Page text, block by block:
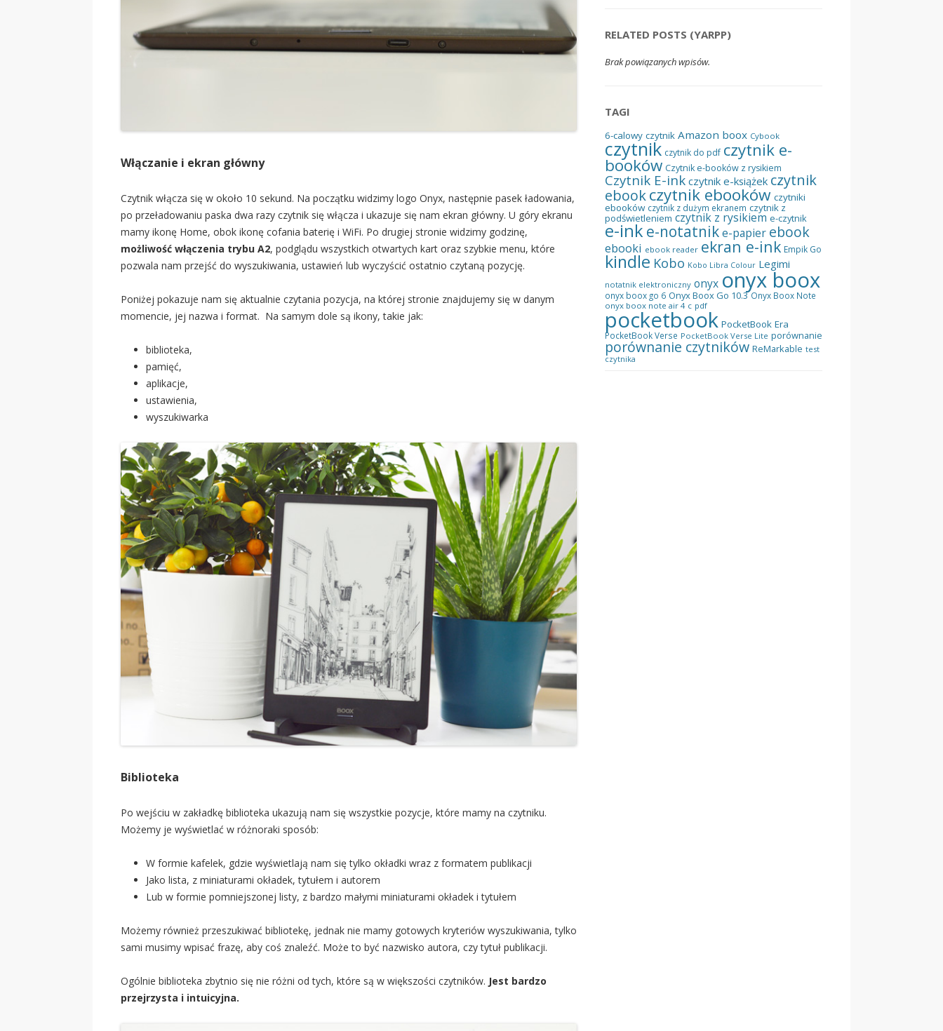
Włączanie i ekran główny
Czytnik włącza się w około 10 sekund. Na początku widzimy logo Onyx, następnie pasek ładowania,
po przeładowaniu paska dwa razy czytnik się włącza i ukazuje się nam ekran główny. U góry ekranu
mamy ikonę Home, obok ikonę cofania baterię i WiFi. Po drugiej stronie widzimy godzinę,
możliwość włączenia trybu A2, podglądu wszystkich otwartych kart oraz szybkie menu, które
pozwala nam przejść do wyszukiwania, ustawień lub wyczyścić ostatnio czytaną pozycję.
Poniżej pokazuje nam się aktualnie czytania pozycja, na której stronie znajdujemy się w danym
momencie, jej nazwa i format. Na samym dole są ikony, takie jak:
biblioteka,
pamięć,
aplikacje,
ustawienia,
wyszukiwarka
Biblioteka
Po wejściu w zakładkę biblioteka ukazują nam się wszystkie pozycje, które mamy na czytniku.
Możemy je wyświetlać w różnoraki sposób:
W formie kafelek, gdzie wyświetlają nam się tylko okładki wraz z formatem publikacji
Jako lista, z miniaturami okładek, tytułem i autorem
Lub w formie pomniejszonej listy, z bardzo małymi miniaturami okładek i tytułem
Możemy również przeszukiwać bibliotekę, jednak nie mamy gotowych kryteriów wyszukiwania, tylko
sami musimy wpisać frazę, aby coś znaleźć. Może to być nazwisko autora, czy tytuł publikacji.
Ogólnie biblioteka zbytnio się nie różni od tych, które są w większości czytników. Jest bardzo
przejrzysta i intuicyjna.
RELATED POSTS (YARPP)
Brak powiązanych wpisów.
TAGI
6-calowy czytnik Amazon boox Cybook
czytnik czytnik do pdf czytnik e-
booków Czytnik e-booków z rysikiem
Czytnik E-ink czytnik e-książek czytnik
ebookczytnik ebooków czytniki
ebooków czytnik z dużym ekranem czytnik z
podświetleniem czytnik z rysikiem e-czytnik
e-ink e-notatnike-papier ebook
ebooki ebook reader ekran e-ink Empik Go
kindle Kobo Kobo Libra Colour Legimi
notatnik elektroniczny onyx onyx boox
onyx boox go 6 Onyx Boox Go 10.3 Onyx Boox Note
onyx boox note air 4 c pdf
pocketbook PocketBook Era
PocketBook Verse PocketBook Verse Lite porównanie
porównanie czytników ReMarkable test
czytnika